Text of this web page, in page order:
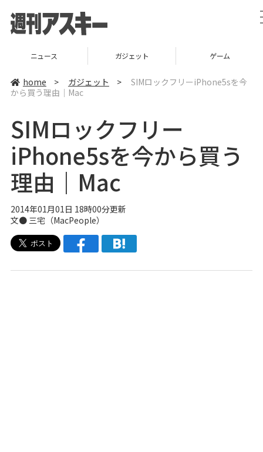
ニュース ガジェット ゲーム
home > ガジェット >
SIMロックフリーiPhone5sを今
から買う理由｜Mac
SIMロックフリー
iPhone5sを今から買う
理由｜Mac
2014年01月01日 18時00分更新
文● 三宅（MacPeople）